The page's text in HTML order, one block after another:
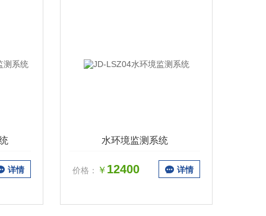
详情
水环境监测系统
价格： ￥ 12400 详情